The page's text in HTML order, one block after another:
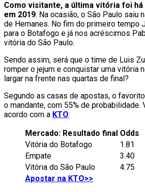
Como visitante, a última vitória foi há
em 2019. Na ocasião, o São Paulo saiu
de Hernanes. No fim do primeiro tempo
para o Botafogo e já nos acréscimos
vitória do São Paulo.
Sendo assim, será que o time de Luis
romper o jejum e conquistar uma vitória
largar na frente nas quartas de final?
Segundo as casas de apostas, o
o mandante, com 55% de probabilidade.
acordo com a KTO:
Mercado: Resultado final Odds
Vitória do Botafogo
1.81
Empate
3.40
Vitória do São Paulo
4.75
Apostar na KTO>>